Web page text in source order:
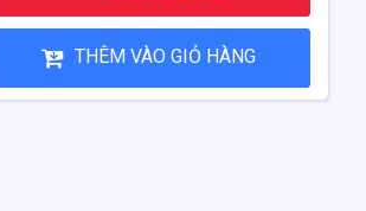
THÊM VÀO GIỎ HÀNG